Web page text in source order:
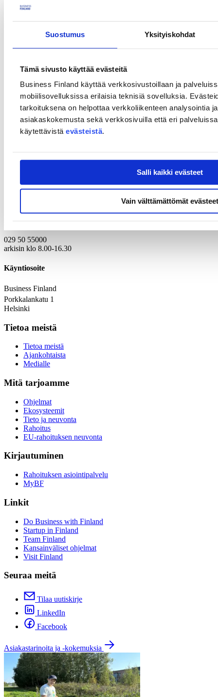
Suostumus Yksityiskohdat
Tämä sivusto käyttää evästeitä
Business Finland käyttää verkkosivustoillaan ja
mobiilisovelluksissa erilaisia teknisiä sovelluksia.
tarkoituksena on helpottaa verkkoliikenteen analysointia
asiakaskokemusta sekä verkkosivuilla että eri
käytettävistä evästeistä.
Salli kaikki evästeet
Vain välttämättömät evästeet
yhteistyötä teollisuuden, päättäjien ja tutkimuslaitosten välillä.
Kirjaamo
Puhelinvaihde
029 50 55000
arkisin klo 8.00-16.30
Käyntiosoite
Business Finland
Porkkalankatu 1
Helsinki
Tietoa meistä
Tietoa meistä
Ajankohtaista
Medialle
Mitä tarjoamme
Ohjelmat
Ekosysteemit
Tieto ja neuvonta
Rahoitus
EU-rahoituksen neuvonta
Kirjautuminen
Rahoituksen asiointipalvelu
MyBF
Linkit
Do Business with Finland
Startup in Finland
Team Finland
Kansainväliset ohjelmat
Visit Finland
Seuraa meitä
Tilaa uutiskirje
LinkedIn
Facebook
Asiakastarinoita ja -kokemuksia